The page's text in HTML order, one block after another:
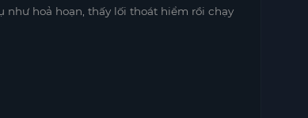
như hoả hoạn, thấy lối thoát hiểm rồi chạy